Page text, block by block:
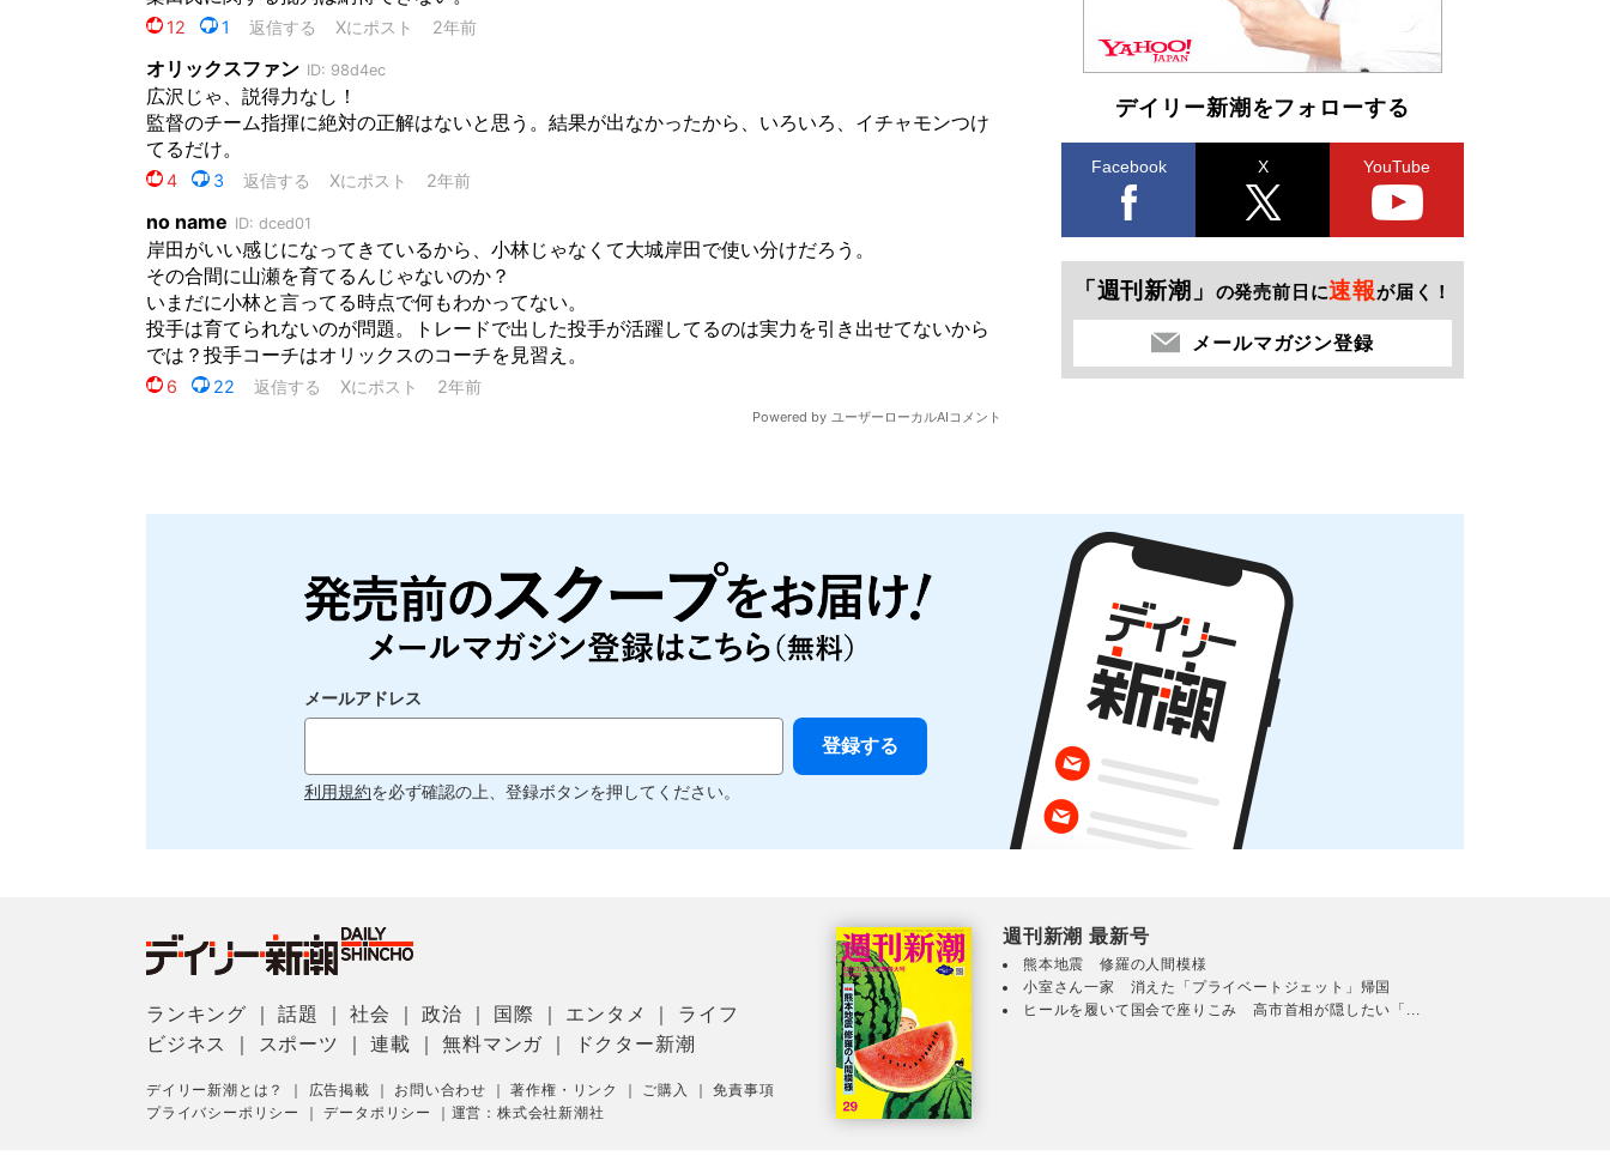
デイリー新潮をフォローする
Facebook X YouTube
「週刊新潮」 の発売前日に速報が届く！
メールマガジン登録
メールアドレス
利用規約を必ず確認の上、登録ボタンを押してください。
ランキング ｜話題 ｜社会 ｜政治 国際 エンタメ
ライフ
ビジネス
スポーツ ｜連載 ｜無料マンガ ドクター新潮
デイリー新潮とは？ 広告掲載 お問い合わせ ｜著作権・リンク ご購入 ｜免責事項
プライバシーポリシー
｜データポリシー 運営：株式会社新潮社
週刊新潮 最新号
熊本地震 修羅の人間模様
小室さん一家 消えた「プライベートジェット」帰国
ヒールを履いて国会で座りこみ 高市首相が隠したい「...